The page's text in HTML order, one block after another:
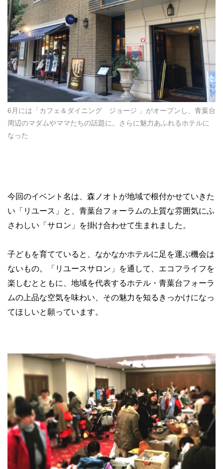
6月には「カフェ＆ダイニング ジョージ 」がオープンし、青葉台
周辺のマダムやママたちの話題に。さらに魅力あふれるホテルに
なった
今回のイベント名は、森ノオトが地域で根付かせていきた
い「リユース」と、青葉台フォーラムの上質な雰囲気にふ
さわしい「サロン」を掛け合わせて生まれました。
子どもを育てていると、なかなかホテルに足を運ぶ機会は
ないもの。「リユースサロン」を通して、エコフライフを
楽しむとともに、地域を代表するホテル・青葉台フォーラ
ムの上品な空気を味わい、その魅力を知るきっかけになっ
てほしいと願っています。